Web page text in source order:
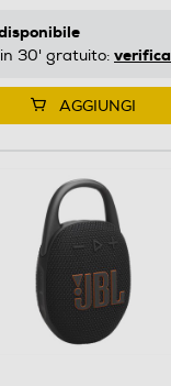
30' gratuito: verifica
AGGIUNGI